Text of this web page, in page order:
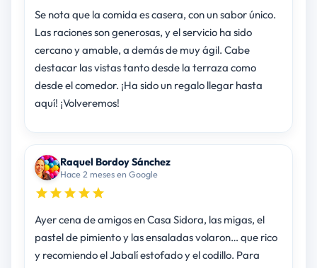
Se nota que la comida es casera, con un sabor único.
Las raciones son generosas, y el servicio ha sido
cercano y amable, a demás de muy ágil. Cabe
destacar las vistas tanto desde la terraza como
desde el comedor. ¡Ha sido un regalo llegar hasta
aquí! ¡Volveremos!
Raquel Bordoy Sánchez
Hace 2 meses en Google
Ayer cena de amigos en Casa Sidora, las migas, el
pastel de pimiento y las ensaladas volaron… que rico
y recomiendo el Jabalí estofado y el codillo. Para